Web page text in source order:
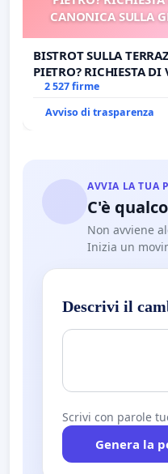
CANONICA SULLA
BISTROT SULLA
PIETRO? RICHIESTA DI
CANONICA SULLA
CARD. GAMBETTI
2 527 firme
Avviso di trasparenza
AVVIA LA TUA
C'è
Non avviene
Inizia un
Descrivi il
Scrivi con parole
Genera la